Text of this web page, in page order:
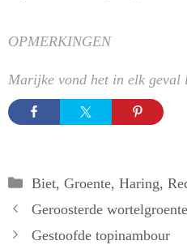
OPMERKINGEN
Marijke vond het in elk geval
Categorieën
Biet, Groente, Haring,
Geroosterde
Gestoofde topinambour